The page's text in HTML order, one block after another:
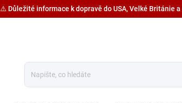
⚠️ Důležité informace k dopravě do USA, Velké Británie a